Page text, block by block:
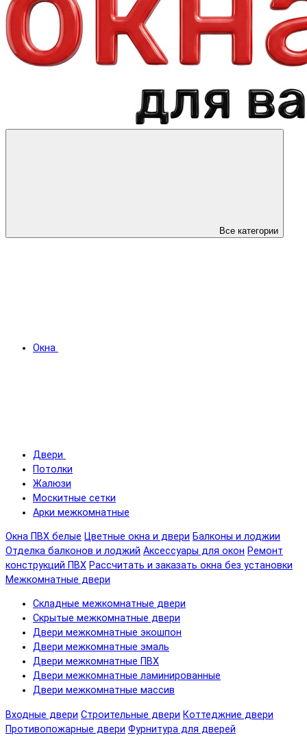
Все категории
Окна
Двери
Потолки
Жалюзи
Москитные сетки
Арки межкомнатные
Окна ПВХ белые Цветные окна и двери Балконы и лоджии
Отделка балконов и лоджий Аксессуары для окон Ремонт
конструкций ПВХ Рассчитать и заказать окна без установки
Межкомнатные двери
Складные межкомнатные двери
Скрытые межкомнатные двери
Двери межкомнатные экошпон
Двери межкомнатные эмаль
Двери межкомнатные ПВХ
Двери межкомнатные ламинированные
Двери межкомнатные массив
Входные двери Строительные двери Коттеджние двери
Противопожарные двери Фурнитура для дверей